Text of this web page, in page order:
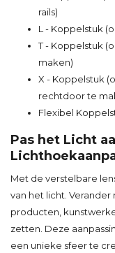
rails)
L - Koppelstuk
T - Koppelstuk
maken)
X - Koppelstuk
rechtdoor te
Flexibel
Pas het Licht
Met de verstelbare
van het licht.
producten,
zetten. Deze
een unieke sfeer te